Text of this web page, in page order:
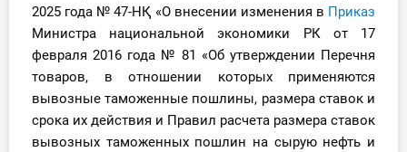
Справочник бухгалтера
2025 года № 47-НҚ «О внесении изменения в Приказ
Министра национальной экономики РК от 17
февраля 2016 года № 81 «Об утверждении Перечня
товаров, в отношении которых применяются
вывозные таможенные пошлины, размера ставок и
срока их действия и Правил расчета размера ставок
вывозных таможенных пошлин на сырую нефть и